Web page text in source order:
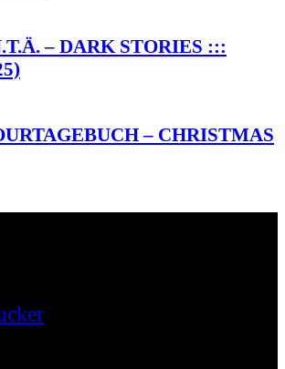
– DARK STORIES :::
– CHRISTMAS